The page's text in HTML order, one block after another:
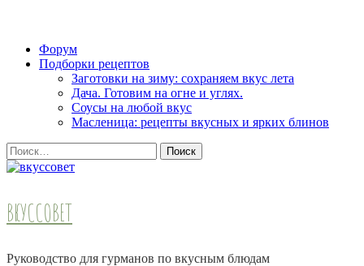
Skip
Форум
Подборки рецептов
Заготовки на зиму: сохраняем вкус лета
Дача. Готовим на огне и углях.
Соусы на любой вкус
Масленица: рецепты вкусных и ярких блинов
Найти:
ВКУССОВЕТ
Руководство для гурманов по вкусным блюдам